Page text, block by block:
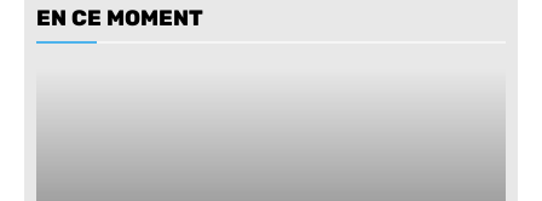
EN CE MOMENT